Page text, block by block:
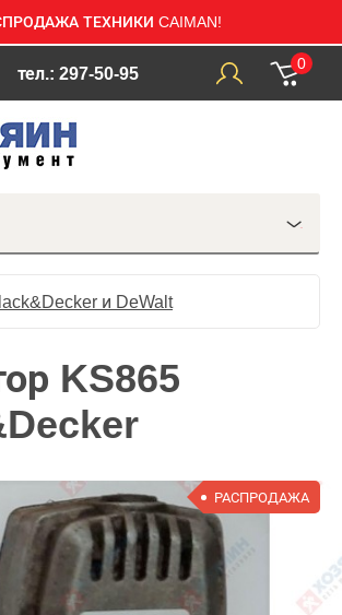
ТЕХНИКИ CAIMAN!
тел.: 297-50-95
0
и DeWalt
KS865
РАСПРОДАЖА